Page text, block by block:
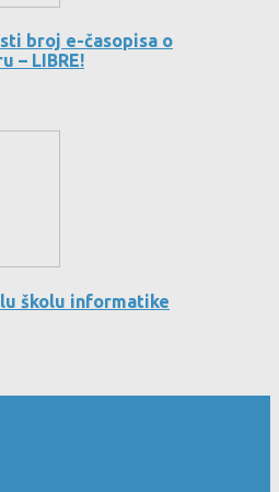
broj e-časopisa o
– LIBRE!
školu informatike